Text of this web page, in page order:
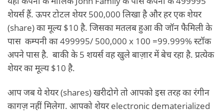
शेयर्स हैं. ऊपर टोटल शेयर 500,000 लिखा है और हर एक शेयर
(share) का मूल्य $10 है. जिसका मतलब हुआ की जॉन फैमिली के
पास कम्पनी का 499995/ 500,000 x 100 =99.999% स्टॉक
अपने पास है. बाकी के 5 शयर्स वह खुले बाज़ार में बेच रहा है. प्रत्येक
शेयर का मूल्य $10 है.
आप जब ये शेयर (shares) खरीदोगे तो आपको इस तरह का रंगीन
कागज़ नहीं मिलेगा. आपको शेयर electronic dematerialized